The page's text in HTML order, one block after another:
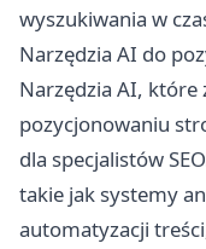
wyszukiwania w
Narzędzia AI do
Narzędzia AI, które
pozycjonowaniu
dla specjalistów
takie jak systemy
automatyzacji